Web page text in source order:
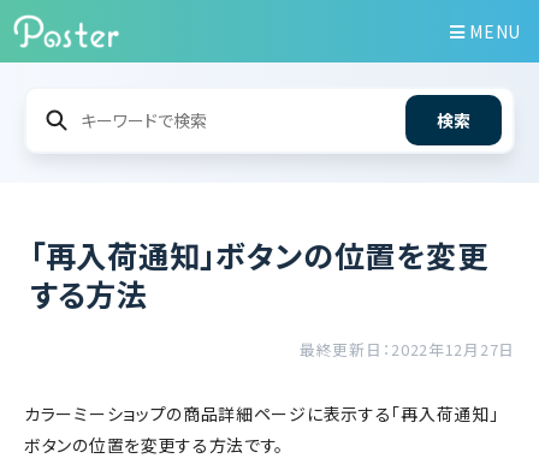
MENU
検索
「再入荷通知」ボタンの位置を変更
する方法
最終更新日：2022年12月27日
カラーミーショップの商品詳細ページに表示する「再入荷通知」
ボタンの位置を変更する方法です。